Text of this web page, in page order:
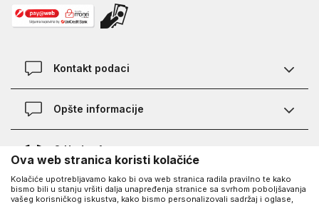
Kontakt podaci
Kontakt
Opšte informacije
Provjera statusa porudžbine
Najčešća pitanja
O Under Armour-u
O nama - priča o UA
UA Social
Ova web stranica koristi kolačiće
Kolačiće upotrebljavamo kako bi ova web stranica radila pravilno te kako
bismo bili u stanju vršiti dalja unapređenja stranice sa svrhom poboljšavanja
vašeg korisničkog iskustva, kako bismo personalizovali sadržaj i oglase,